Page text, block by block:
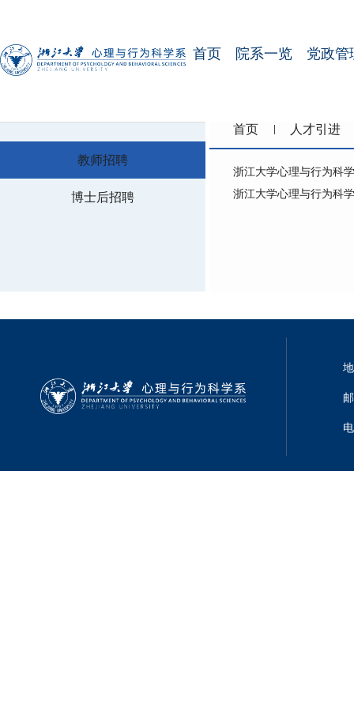
首页 院系一览 党政管
教师招聘
博士后招聘
首页 人才引进
浙江大学心理与行为科
浙江大学心理与行为科